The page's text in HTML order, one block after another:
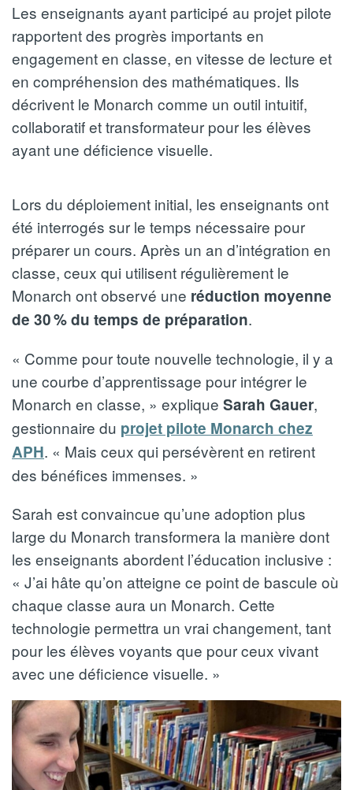
Les enseignants ayant participé au projet pilote
rapportent des progrès importants en
engagement en classe, en vitesse de lecture et
en compréhension des mathématiques. Ils
décrivent le Monarch comme un outil intuitif,
collaboratif et transformateur pour les élèves
ayant une déficience visuelle.
Lors du déploiement initial, les enseignants ont
été interrogés sur le temps nécessaire pour
préparer un cours. Après un an d’intégration en
classe, ceux qui utilisent régulièrement le
Monarch ont observé une réduction moyenne
de 30 % du temps de préparation.
« Comme pour toute nouvelle technologie, il y a
une courbe d’apprentissage pour intégrer le
Monarch en classe, » explique Sarah Gauer,
gestionnaire du projet pilote Monarch chez
APH. « Mais ceux qui persévèrent en retirent
des bénéfices immenses. »
Sarah est convaincue qu’une adoption plus
large du Monarch transformera la manière dont
les enseignants abordent l’éducation inclusive :
« J’ai hâte qu’on atteigne ce point de bascule où
chaque classe aura un Monarch. Cette
technologie permettra un vrai changement, tant
pour les élèves voyants que pour ceux vivant
avec une déficience visuelle. »